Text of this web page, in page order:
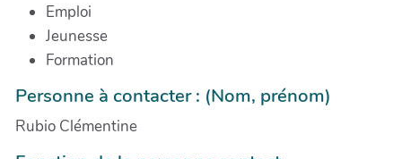
Emploi
Jeunesse
Formation
Personne à contacter : (Nom, prénom)
Rubio Clémentine